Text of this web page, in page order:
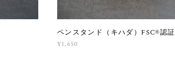
ペンスタンド（キハダ）FSC®認証
¥1,650